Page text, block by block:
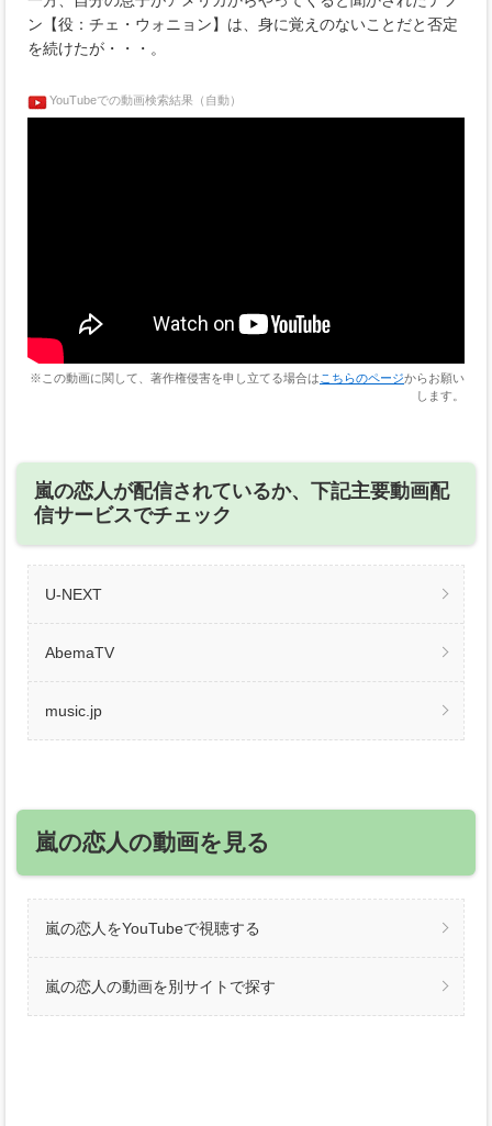
ン【役：チェ・ウォニョン】は、身に覚えのないことだと否定
を続けたが・・・。
YouTubeでの動画検索結果（自動）
※この動画に関して、著作権侵害を申し立てる場合は こちらのページからお願い
します。
嵐の恋人が配信されているか、下記主要動画配
信サービスでチェック
U-NEXT
AbemaTV
music.jp
嵐の恋人の動画を見る
嵐の恋人をYouTubeで視聴する
嵐の恋人の動画を別サイトで探す